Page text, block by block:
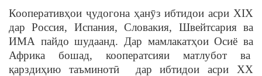
Кооперативҳои ҷудогона ҳанӯз ибтидои асри XIX
дар Россия, Испания, Словакия, Швейтсария ва
ИМА пайдо шудаанд. Дар мамлакатҳои Осиё ва
Африка бошад, кооператсияи матлубот ва
қарздиҳию таъминотӣ дар ибтидои асри XX